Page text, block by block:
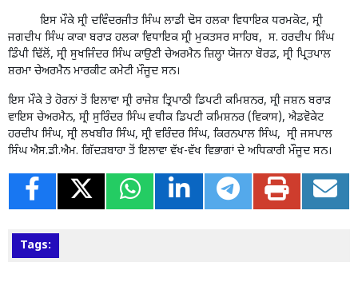
ਇਸ ਮੌਕੇ ਸ੍ਰੀ ਦਵਿੰਦਰਜੀਤ ਸਿੰਘ ਲਾਡੀ ਢੋਸ ਹਲਕਾ ਵਿਧਾਇਕ ਧਰਮਕੋਟ, ਸ੍ਰੀ
ਜਗਦੀਪ ਸਿੰਘ ਕਾਕਾ ਬਰਾੜ ਹਲਕਾ ਵਿਧਾਇਕ ਸ੍ਰੀ ਮੁਕਤਸਰ ਸਾਹਿਬ, ਸ. ਹਰਦੀਪ ਸਿੰਘ
ਡਿੰਪੀ ਢਿੱਲੋਂ, ਸ੍ਰੀ ਸੁਖਜਿੰਦਰ ਸਿੰਘ ਕਾਉਣੀ ਚੇਅਰਮੈਨ ਜ਼ਿਲ੍ਹਾ ਯੋਜਨਾ ਬੋਰਡ, ਸ੍ਰੀ ਪ੍ਰਿਤਪਾਲ
ਸ਼ਰਮਾ ਚੇਅਰਮੈਨ ਮਾਰਕੀਟ ਕਮੇਟੀ ਮੌਜੂਦ ਸਨ।
ਇਸ ਮੌਕੇ ਤੇ ਹੋਰਨਾਂ ਤੋਂ ਇਲਾਵਾ ਸ੍ਰੀ ਰਾਜੇਸ਼ ਤ੍ਰਿਪਾਠੀ ਡਿਪਟੀ ਕਮਿਸ਼ਨਰ, ਸ੍ਰੀ ਜਸ਼ਨ ਬਰਾੜ
ਵਾਇਸ ਚੇਅਰਮੈਨ, ਸ੍ਰੀ ਸੁਰਿੰਦਰ ਸਿੰਘ ਵਧੀਕ ਡਿਪਟੀ ਕਮਿਸ਼ਨਰ (ਵਿਕਾਸ), ਐਡਵੋਕੇਟ
ਹਰਦੀਪ ਸਿੰਘ, ਸ੍ਰੀ ਲਖਬੀਰ ਸਿੰਘ, ਸ੍ਰੀ ਵਰਿੰਦਰ ਸਿੰਘ, ਕਿਰਨਪਾਲ ਸਿੰਘ, ਸ੍ਰੀ ਜਸਪਾਲ
ਸਿੰਘ ਐਸ.ਡੀ.ਐਮ. ਗਿੱਦੜਬਾਹਾ ਤੋਂ ਇਲਾਵਾ ਵੱਖ-ਵੱਖ ਵਿਭਾਗਾਂ ਦੇ ਅਧਿਕਾਰੀ ਮੌਜੂਦ ਸਨ।
Tags: